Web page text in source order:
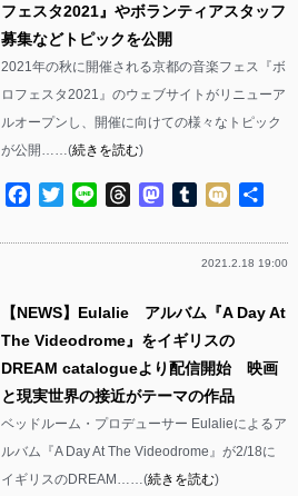
フェスタ2021』やボランティアスタッフ
募集などトピックを公開
2021年の秋に開催される京都の音楽フェス『ボ
ロフェスタ2021』のウェブサイトがリニューア
ルオープンし、開催に向けての様々なトピック
が公開……(続きを読む)
Facebook
TwitterLine ThreadsMastodon
Tumblr
Mixi
2021.2.18 19:00
【NEWS】Eulalie アルバム『A Day At
The Videodrome』をイギリスの
DREAM catalogueより配信開始 映画
と現実世界の接近がテーマの作品
ベッドルーム・プロデューサー Eulalieによるア
ルバム『A Day At The Videodrome』が2/18に
イギリスのDREAM……(続きを読む)